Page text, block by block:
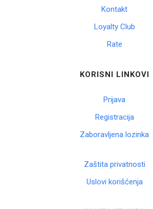
Kontakt
Loyalty Club
Rate
KORISNI LINKOVI
Prijava
Registracija
Zaboravljena lozinka
Zaštita privatnosti
Uslovi korišćenja